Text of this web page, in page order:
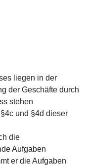
liegen in der
der Geschäfte durch
stehen
und §4d dieser
die
Aufgaben
er die Aufgaben